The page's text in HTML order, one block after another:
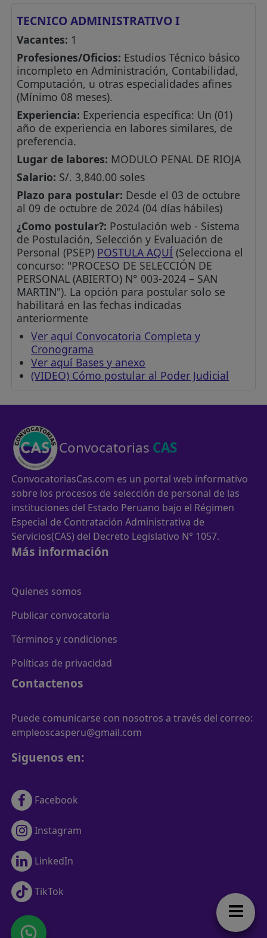
TECNICO ADMINISTRATIVO I
Vacantes: 1
Profesiones/Oficios: Estudios Técnico básico
incompleto en Administración, Contabilidad,
Computación, u otras especialidades afines
(Mínimo 08 meses).
Experiencia: Experiencia específica: Un (01)
año de experiencia en labores similares, de
preferencia.
Lugar de labores: MODULO PENAL DE RIOJA
Salario: S/. 3,840.00 soles
Plazo para postular: Desde el 03 de octubre
al 09 de octubre de 2024 (04 días hábiles)
¿Como postular?: Postulación web - Sistema
de Postulación, Selección y Evaluación de
Personal (PSEP) POSTULA AQUÍ (Selecciona el
concurso: "PROCESO DE SELECCIÓN DE
PERSONAL (ABIERTO) N° 003-2024 – SAN
MARTIN"). La opción para postular solo se
habilitará en las fechas indicadas
anteriormente
Ver aquí Convocatoria Completa y
Cronograma
Ver aquí Bases y anexo
(VIDEO) Cómo postular al Poder Judicial
Convocatorias CAS
ConvocatoriasCas.com es un portal web informativo
sobre los procesos de selección de personal de las
instituciones del Estado Peruano bajo el Régimen
Especial de Contratación Administrativa de
Servicios(CAS) del Decreto Legislativo N° 1057.
Más información
Quienes somos
Publicar convocatoria
Términos y condiciones
Políticas de privacidad
Contactenos
Puede comunicarse con nosotros a través del correo:
empleoscasperu@gmail.com
Siguenos en:
Facebook
Instagram
LinkedIn
TikTok